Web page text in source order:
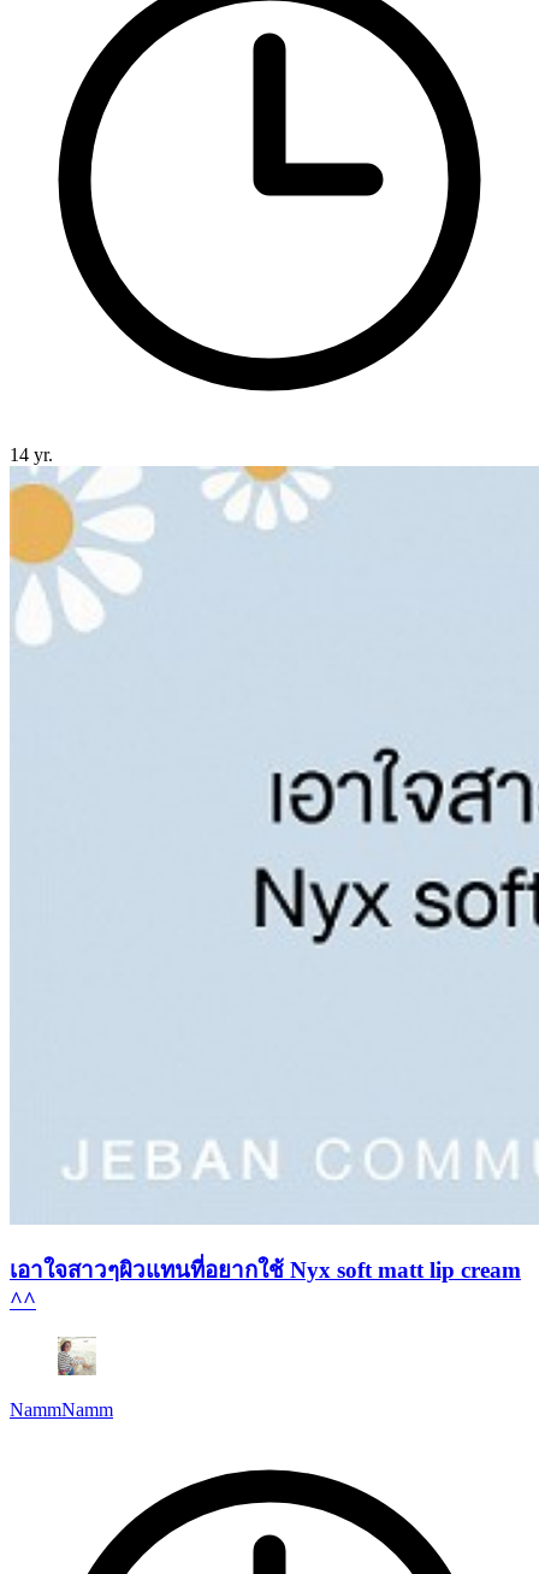
14 yr.
เอาใจสาวๆผิวแทนที่อยากใช้ Nyx soft matt lip cream
^^
NammNamm